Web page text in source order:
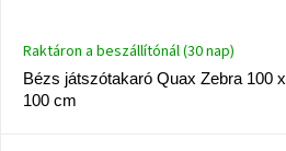
Bézs játszótakaró Quax Zebra 100 x
100 cm
Raktáron a beszállítónál (30 nap)